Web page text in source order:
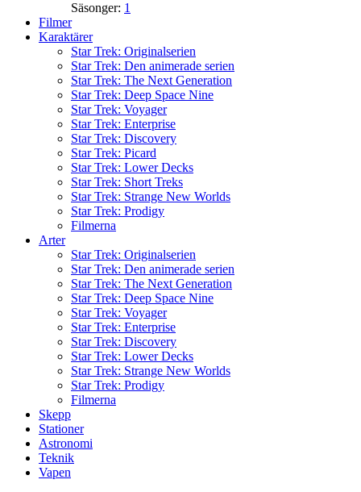
Säsonger: 1
Filmer
Karaktärer
Star Trek: Originalserien
Star Trek: Den animerade serien
Star Trek: The Next Generation
Star Trek: Deep Space Nine
Star Trek: Voyager
Star Trek: Enterprise
Star Trek: Discovery
Star Trek: Picard
Star Trek: Lower Decks
Star Trek: Short Treks
Star Trek: Strange New Worlds
Star Trek: Prodigy
Filmerna
Arter
Star Trek: Originalserien
Star Trek: Den animerade serien
Star Trek: The Next Generation
Star Trek: Deep Space Nine
Star Trek: Voyager
Star Trek: Enterprise
Star Trek: Discovery
Star Trek: Lower Decks
Star Trek: Strange New Worlds
Star Trek: Prodigy
Filmerna
Skepp
Stationer
Astronomi
Teknik
Vapen